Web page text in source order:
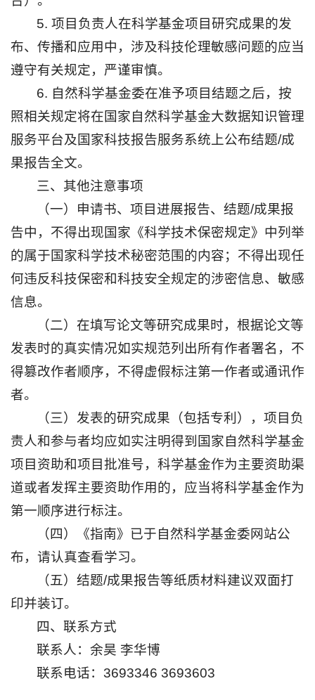
5. 项目负责人在科学基金项目研究成果的发
布、传播和应用中，涉及科技伦理敏感问题的应当
遵守有关规定，严谨审慎。
6. 自然科学基金委在准予项目结题之后，按
照相关规定将在国家自然科学基金大数据知识管理
服务平台及国家科技报告服务系统上公布结题/成
果报告全文。
三、其他注意事项
（一）申请书、项目进展报告、结题/成果报
告中，不得出现国家《科学技术保密规定》中列举
的属于国家科学技术秘密范围的内容；不得出现任
何违反科技保密和科技安全规定的涉密信息、敏感
信息。
（二）在填写论文等研究成果时，根据论文等
发表时的真实情况如实规范列出所有作者署名，不
得篡改作者顺序，不得虚假标注第一作者或通讯作
者。
（三）发表的研究成果（包括专利），项目负
责人和参与者均应如实注明得到国家自然科学基金
项目资助和项目批准号，科学基金作为主要资助渠
道或者发挥主要资助作用的，应当将科学基金作为
第一顺序进行标注。
（四）《指南》已于自然科学基金委网站公
布，请认真查看学习。
（五）结题/成果报告等纸质材料建议双面打
印并装订。
四、联系方式
联系人：余昊 李华博
联系电话：3693346 3693603